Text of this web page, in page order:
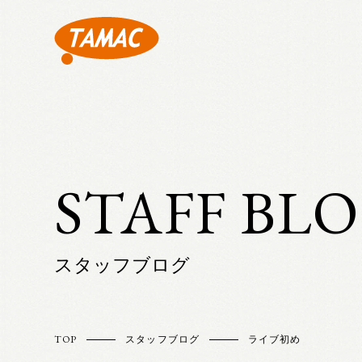
STAFF
スタッフブログ
TOP スタッフブログ ライブ初め